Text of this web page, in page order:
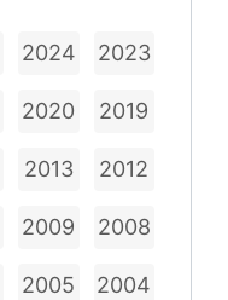
2024 2023
2020 2019
2013 2012
2009 2008
2005 2004